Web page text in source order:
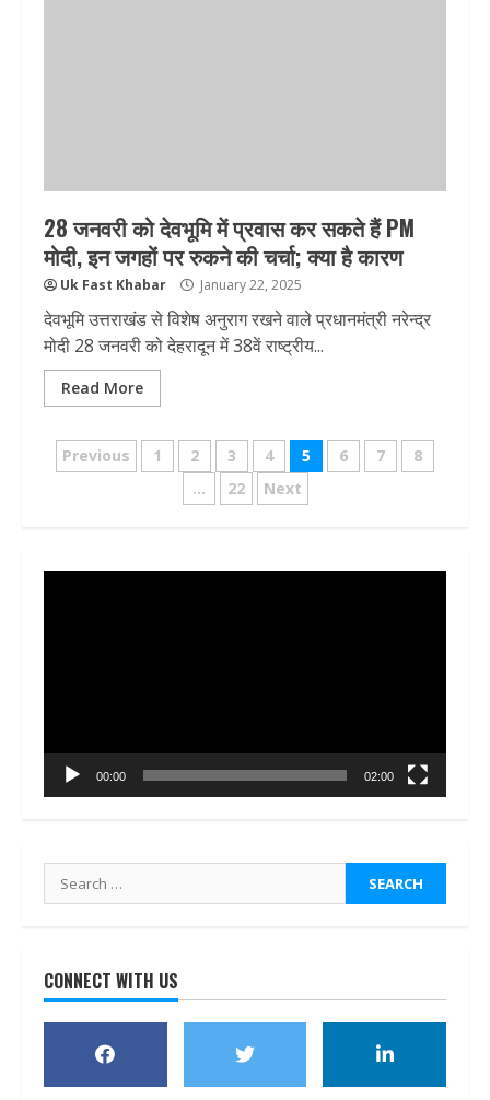
28 जनवरी को देवभूमि में प्रवास कर सकते हैं PM
मोदी, इन जगहों पर रुकने की चर्चा; क्या है कारण
Uk Fast Khabar January 22, 2025
देवभूमि उत्तराखंड से विशेष अनुराग रखने वाले प्रधानमंत्री नरेन्द्र
मोदी 28 जनवरी को देहरादून में 38वें राष्ट्रीय...
Read More
Posts
pagination
Previous 1 2 3 4 5 6 7
8
…
22 Next
00:00 02:00
Search
for:
CONNECT WITH US